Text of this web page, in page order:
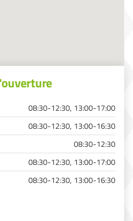
08:30-12:30, 13:00-17:00
08:30-12:30, 13:00-16:30
08:30-12:30
08:30-12:30, 13:00-17:00
08:30-12:30, 13:00-16:30